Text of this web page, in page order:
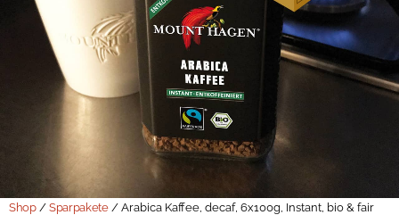
Shop/ Sparpakete/ Arabica Kaffee, decaf, 6x100g, Instant, bio & fair